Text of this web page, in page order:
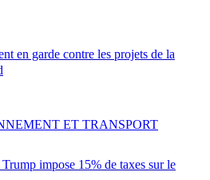
en garde contre les projets de la
impose 15% de taxes sur le
ET TRANSPORT